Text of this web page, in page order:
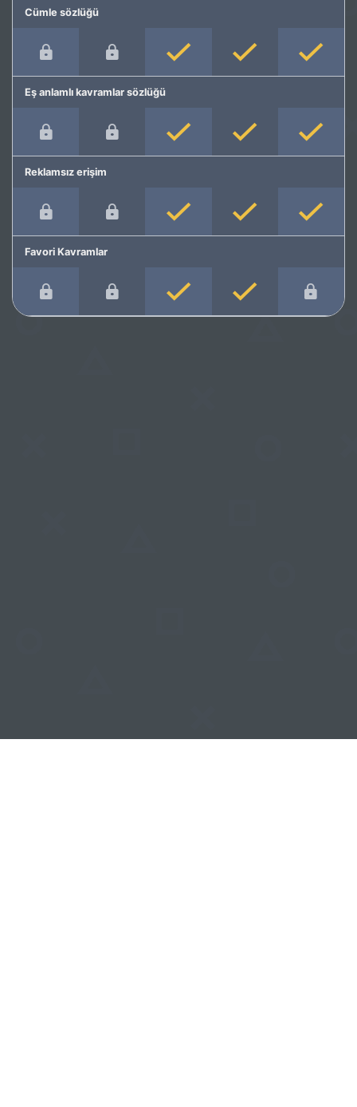
Cümle sözlüğü
Eş anlamlı kavramlar sözlüğü
Reklamsız erişim
Favori Kavramlar